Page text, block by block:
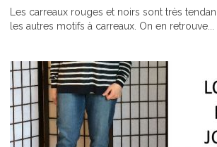
Les carreaux rouges et noirs sont très
les autres motifs à carreaux. On en retrouve...